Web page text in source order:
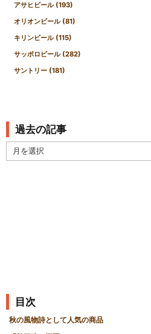
アサヒビール (193)
オリオンビール (81)
キリンビール (115)
サッポロビール (282)
サントリー (181)
過去の記事
去
目次
秋の風物詩として人気の商品